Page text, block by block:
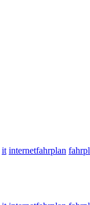
it internetfahrplan